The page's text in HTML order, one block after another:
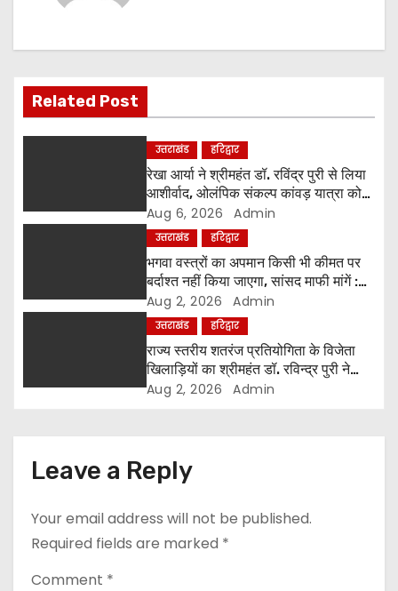
v
i
g
i
n
Related Post
उत्तराखंड हरिद्वार
रेखा आर्या ने श्रीमहंत डॉ. रविंद्र पुरी से लिया
आशीर्वाद, ओलंपिक संकल्प कांवड़ यात्रा को
मिला संतों का समर्थन
Aug 6, 2026 Admin
उत्तराखंड हरिद्वार
भगवा वस्त्रों का अपमान किसी भी कीमत पर
बर्दाश्त नहीं किया जाएगा, सांसद माफी मांगें :
श्रीमहंत डॉ. रविंद्र पुरी महाराज
Aug 2, 2026 Admin
उत्तराखंड हरिद्वार
राज्य स्तरीय शतरंज प्रतियोगिता के विजेता
खिलाड़ियों का श्रीमहंत डॉ. रविन्द्र पुरी ने
किया सम्मान
Aug 2, 2026 Admin
Leave a Reply
Your email address will not be published.
Required fields are marked *
Comment *